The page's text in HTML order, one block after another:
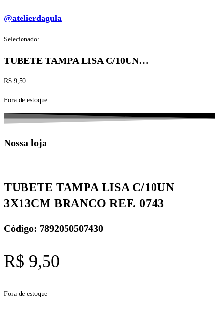
@atelierdagula
Selecionado:
TUBETE TAMPA LISA C/10UN…
R$ 9,50
Fora de estoque
Nossa loja
TUBETE TAMPA LISA C/10UN
3X13CM BRANCO REF. 0743
Código: 7892050507430
R$ 9,50
Fora de estoque